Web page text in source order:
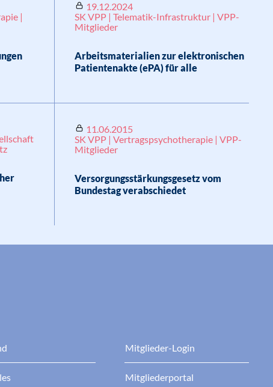
|
19.12.2024
SK VPP | Telematik-Infrastruktur | VPP-
Mitglieder
Arbeitsmaterialien zur elektronischen
Patientenakte (ePA) für alle
11.06.2015
SK VPP | Vertragspsychotherapie | VPP-
Mitglieder
Versorgungsstärkungsgesetz vom
Bundestag verabschiedet
Mitglieder-Login
Mitgliederportal